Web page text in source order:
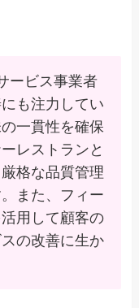
ービス事業者
も注力してい
一貫性を確保
レストランと
格な品質管理
また、フィー
用して顧客の
の改善に生か